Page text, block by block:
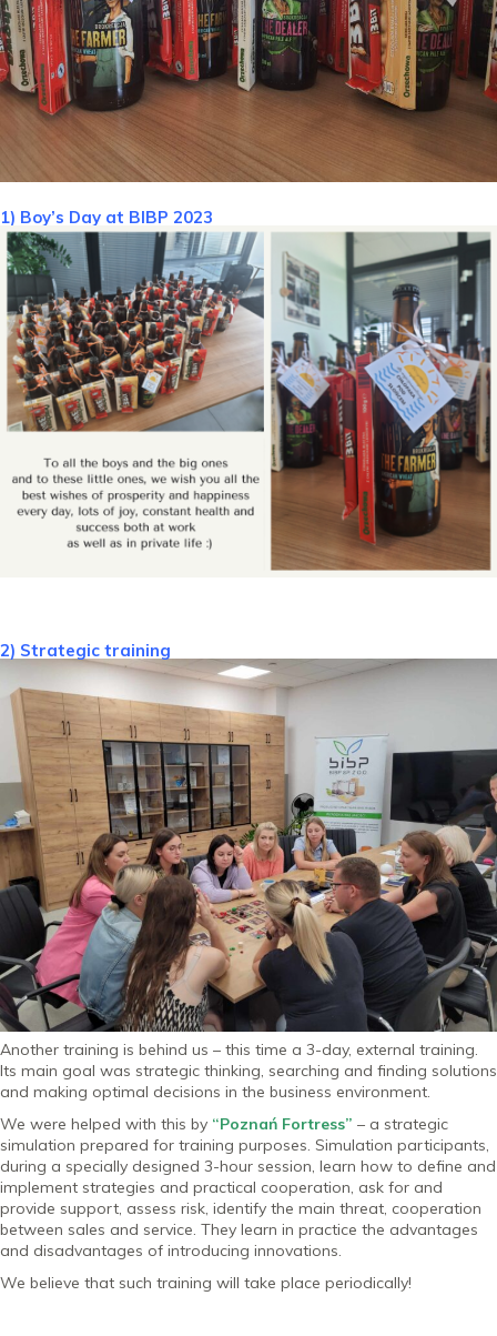
1) Boy’s Day at BIBP 2023
2) Strategic training
Another training is behind us – this time a 3-day, external training.
Its main goal was strategic thinking, searching and finding solutions
and making optimal decisions in the business environment.
We were helped with this by “Poznań Fortress” – a strategic
simulation prepared for training purposes. Simulation participants,
during a specially designed 3-hour session, learn how to define and
implement strategies and practical cooperation, ask for and
provide support, assess risk, identify the main threat, cooperation
between sales and service. They learn in practice the advantages
and disadvantages of introducing innovations.
We believe that such training will take place periodically!